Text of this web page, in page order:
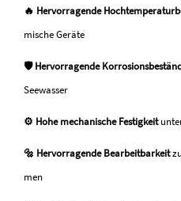
🔥 Hervorragende
mische Geräte
🛡 Hervorragende
Seewasser
⚙ Hohe mechanische Festigkeit
🔩 Hervorragende Bearbeitbarkeit
men